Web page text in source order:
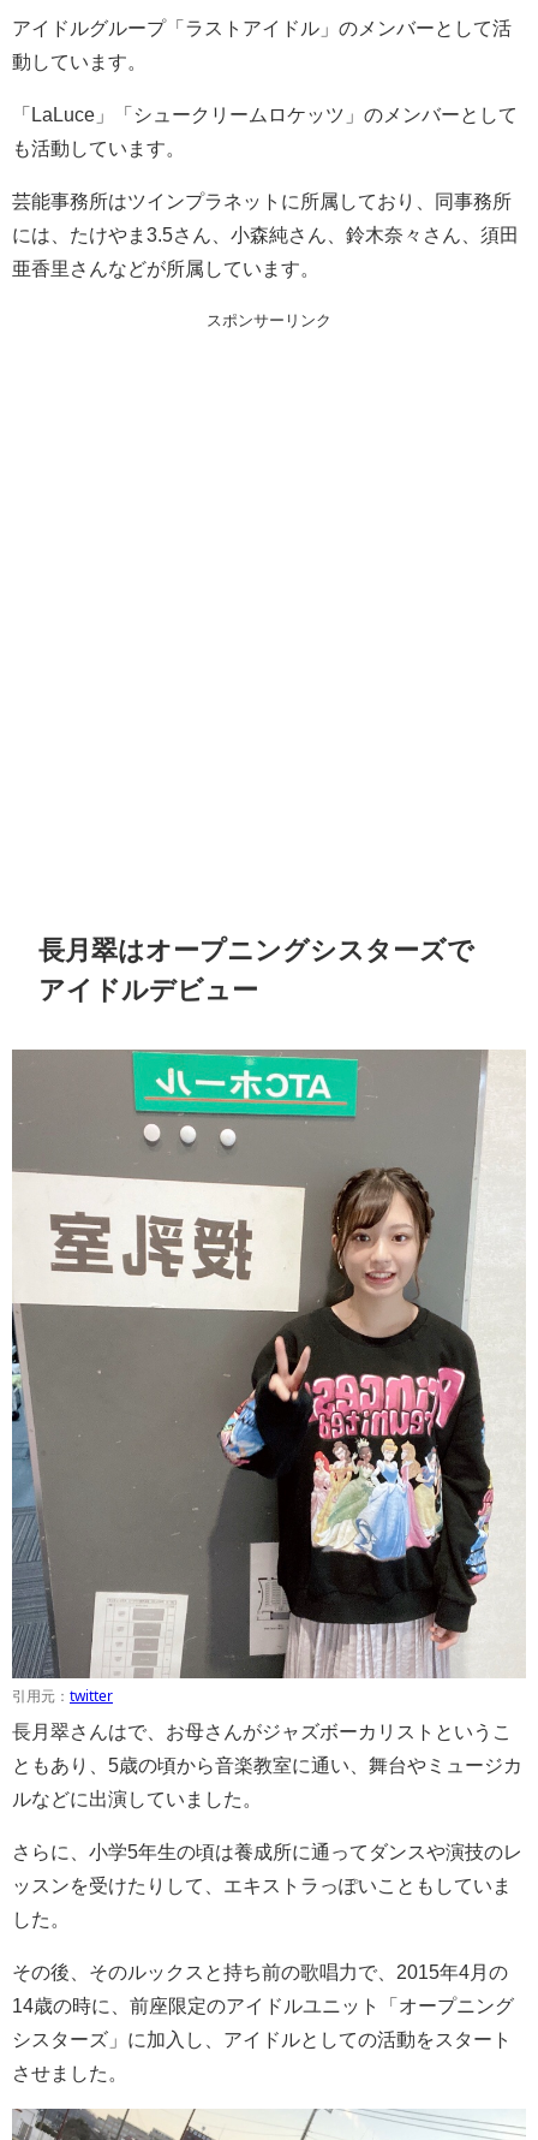
アイドルグループ「ラストアイドル」のメンバーとして活
動しています。
「LaLuce」「シュークリームロケッツ」のメンバーとして
も活動しています。
芸能事務所はツインプラネットに所属しており、同事務所
には、たけやま3.5さん、小森純さん、鈴木奈々さん、須田
亜香里さんなどが所属しています。
スポンサーリンク
長月翠はオープニングシスターズで
アイドルデビュー
引用元： twitter
長月翠さんはで、お母さんがジャズボーカリストというこ
ともあり、5歳の頃から音楽教室に通い、舞台やミュージカ
ルなどに出演していました。
さらに、小学5年生の頃は養成所に通ってダンスや演技のレ
ッスンを受けたりして、エキストラっぽいこともしていま
した。
その後、そのルックスと持ち前の歌唱力で、2015年4月の
14歳の時に、前座限定のアイドルユニット「オープニング
シスターズ」に加入し、アイドルとしての活動をスタート
させました。